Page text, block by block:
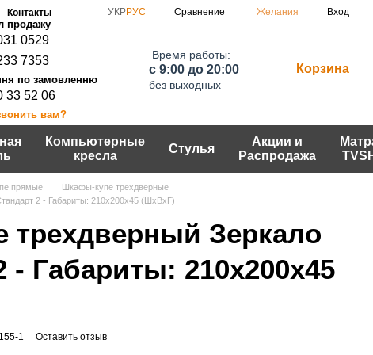
Контакты
УКРРУС Сравнение Желания Вход
0529
7353
33 52 06
вам?
Время работы:
c 9:00 до 20:00
без выходных
Корзина
Компьютерные
кресла
Стулья
Акции и
Распродажа
прямые
Шкафы-купе трехдверные
2 - Габариты: 210х200х45 (ШхВхГ)
трехдверный Зеркало
- Габариты: 210х200х45
1 Оставить отзыв